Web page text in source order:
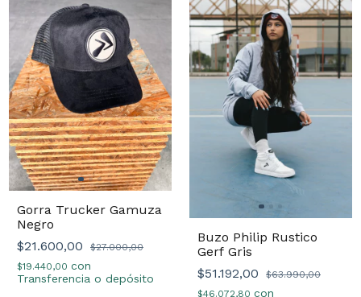
Gorra Trucker Gamuza
Negro
$21.600,00
$27.000,00
$19.440,00 con
Transferencia o depósito
Buzo Philip Rustico
Gerf Gris
$51.192,00
$63.990,00
$46.072,80 con